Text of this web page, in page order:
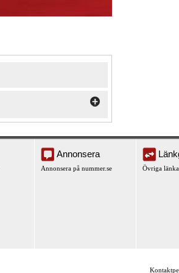
Annonsera
Annonsera på nummer.se Övriga